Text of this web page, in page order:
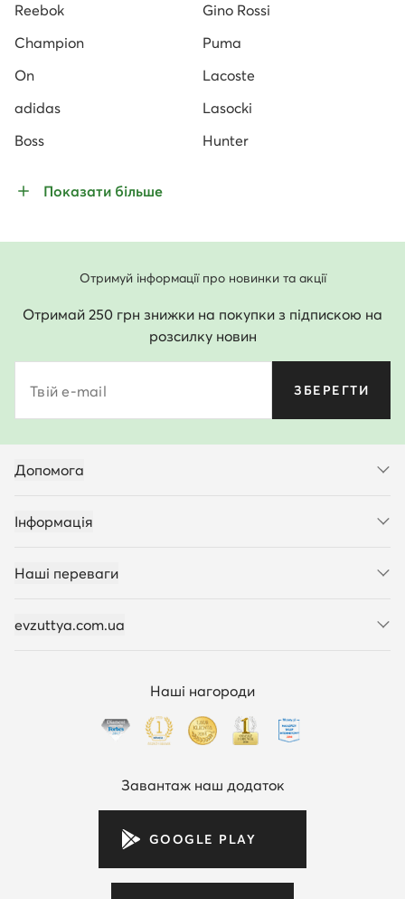
Reebok
Gino Rossi
Champion
Puma
On
Lacoste
adidas
Lasocki
Boss
Hunter
Показати більше
Отримуй інформації про новинки та акції
Отримай 250 грн знижки на покупки з підпискою на
розсилку новин
Твій e-mail ЗБЕРЕГТИ
Допомога
Інформація
Наші переваги
evzuttya.com.ua
Наші нагороди
Завантаж наш додаток
GOOGLE PLAY